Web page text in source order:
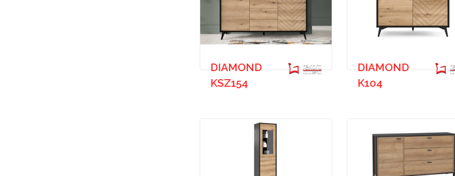
DIAMOND
KSZ154
DIAMOND
K104